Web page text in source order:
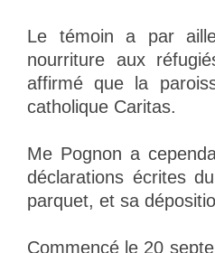
Le témoin a par
nourriture aux
affirmé que la
catholique Caritas.
Me Pognon a
déclarations écrites
parquet, et sa
Commencé le 20